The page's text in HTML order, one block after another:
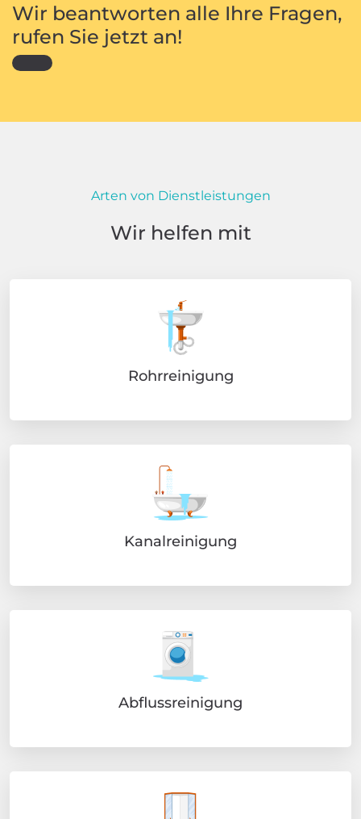
Wir beantworten alle Ihre Fragen,
rufen Sie jetzt an!
Arten von Dienstleistungen
Wir helfen mit
Rohrreinigung
Kanalreinigung
Abflussreinigung